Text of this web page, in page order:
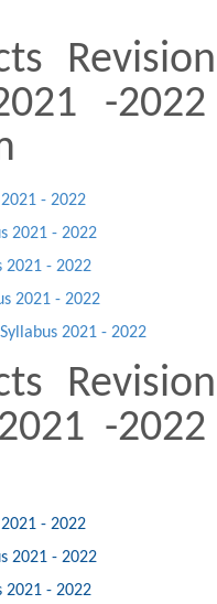
Revision
-2022
- 2022
2021 - 2022
2021 - 2022
2021 - 2022
2021 - 2022
Revision
-2022
- 2022
2021 - 2022
2021 - 2022